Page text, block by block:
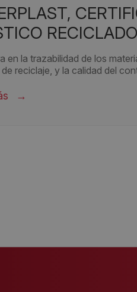
RECICLADO
en la trazabilidad de los
reciclaje, y la calidad del